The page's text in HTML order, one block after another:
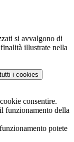
si avvalgono di
illustrate nella
i cookies
consentire.
funzionamento della
potete